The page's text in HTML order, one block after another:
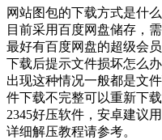
网站图包的下载方式是什么
目前采用百度网盘储存，
最好有百度网盘的超级会
下载后提示文件损坏怎么办
出现这种情况一般都是文
件下载不完整可以重新下
2345好压软件，安卓建议
详细解压教程请参考。